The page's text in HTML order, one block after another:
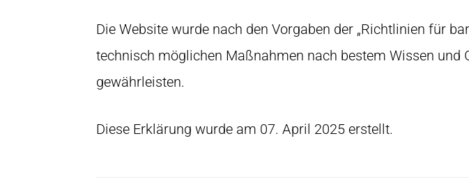
Die Website wurde nach den Vorgaben der „Richtlinien für
technisch möglichen Maßnahmen nach bestem Wissen
gewährleisten.
Diese Erklärung wurde am 07. April 2025 erstellt.